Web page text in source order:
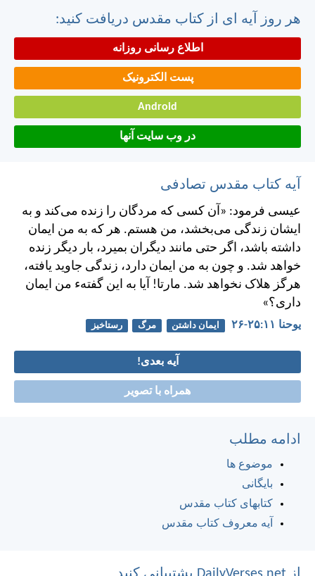
هر روز آیه ای از کتاب مقدس دریافت کنید:
اطلاع رسانی روزانه
پست الکترونیک
Android
در وب سایت آنها
آیه کتاب مقدس تصادفی
عيسی فرمود: «آن كسی كه مردگان را زنده می‌كند و به
ايشان زندگی می‌بخشد، من هستم. هر كه به من ايمان
داشته باشد، اگر حتی مانند ديگران بميرد، بار ديگر زنده
خواهد شد. و چون به من ايمان دارد، زندگی جاويد يافته،
هرگز هلاک نخواهد شد. مارتا! آيا به اين گفته‌ء من ايمان
داری؟»
يوحنا ۱۱:‏۲۵-‏۲۶ ایمان داشتن مرگ رستاخیز
آیه بعدی!
همراه با تصویر
ادامه مطلب
موضوع ها
بایگانی
کتابهای کتاب مقدس
آیه معروف کتاب مقدس